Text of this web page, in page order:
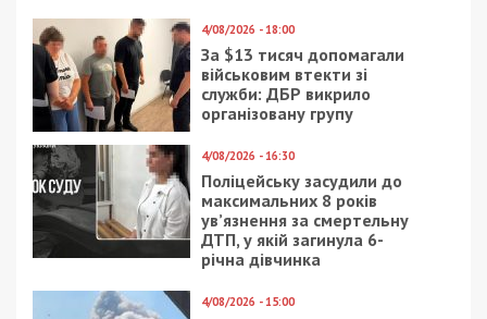
4/08/2026 - 18:00
За $13 тисяч допомагали
військовим втекти зі
служби: ДБР викрило
організовану групу
4/08/2026 - 16:30
Поліцейську засудили до
максимальних 8 років
ув’язнення за смертельну
ДТП, у якій загинула 6-
річна дівчинка
4/08/2026 - 15:00